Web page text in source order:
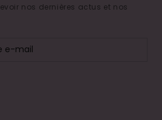
nos dernières actus et nos